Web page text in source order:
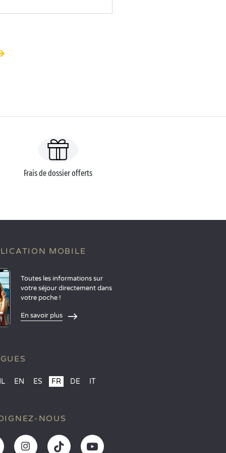
Frais de dossier offerts
MOBILE
Toutes les informations sur
votre séjour directement dans
votre poche !
En savoir plus
EN ES FR DE IT
NOUS